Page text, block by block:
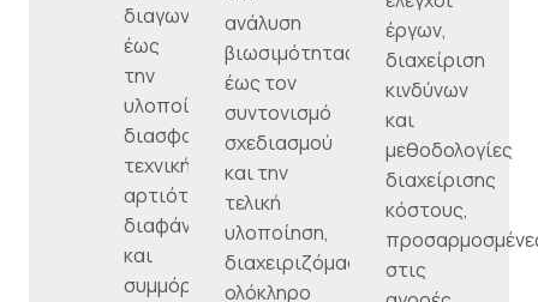
διαγωνισμών
έως
την
υλοποίηση,
διασφαλίζοντας
τεχνική
αρτιότητα,
διαφάνεια
και
συμμόρφωση.
ανάλυση
βιωσιμότητας
έως τον
συντονισμό
σχεδιασμού
και την
τελική
υλοποίηση,
διαχειριζόμαστε
ολόκληρο
έργων,
διαχείριση
κινδύνων
και
μεθοδολογίες
διαχείρισης
κόστους,
στις